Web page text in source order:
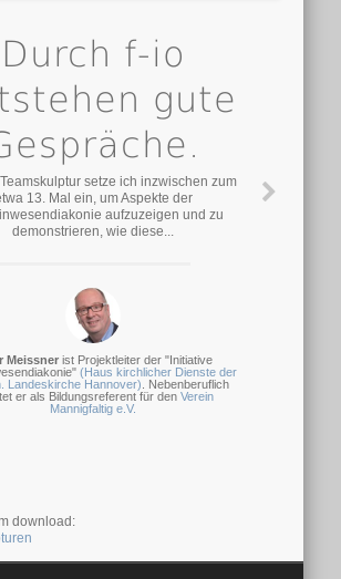
Durch f-io
gute
setze ich inzwischen zum
13. Mal ein, um Aspekte der
aufzuzeigen und zu
demonstrieren, wie diese...
Meissner ist Projektleiter der "Initiative
(Haus kirchlicher Dienste der
Landeskirche Hannover) . Nebenberuflich
er als Bildungsreferent für den Verein
Mannigfaltig e.V.
download: